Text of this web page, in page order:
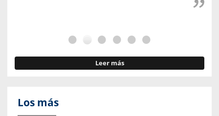
Leer más
Los más